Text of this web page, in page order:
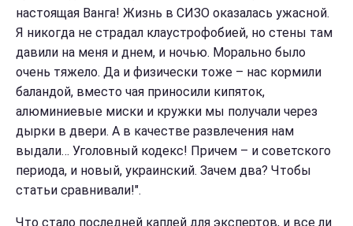
настоящая Ванга! Жизнь в СИЗО оказалась ужасной.
Я никогда не страдал клаустрофобией, но стены там
давили на меня и днем, и ночью. Морально было
очень тяжело. Да и физически тоже – нас кормили
баландой, вместо чая приносили кипяток,
алюминиевые миски и кружки мы получали через
дырки в двери. А в качестве развлечения нам
выдали… Уголовный кодекс! Причем – и советского
периода, и новый, украинский. Зачем два? Чтобы
статьи сравнивали!".
Что стало последней каплей для экспертов, и все ли